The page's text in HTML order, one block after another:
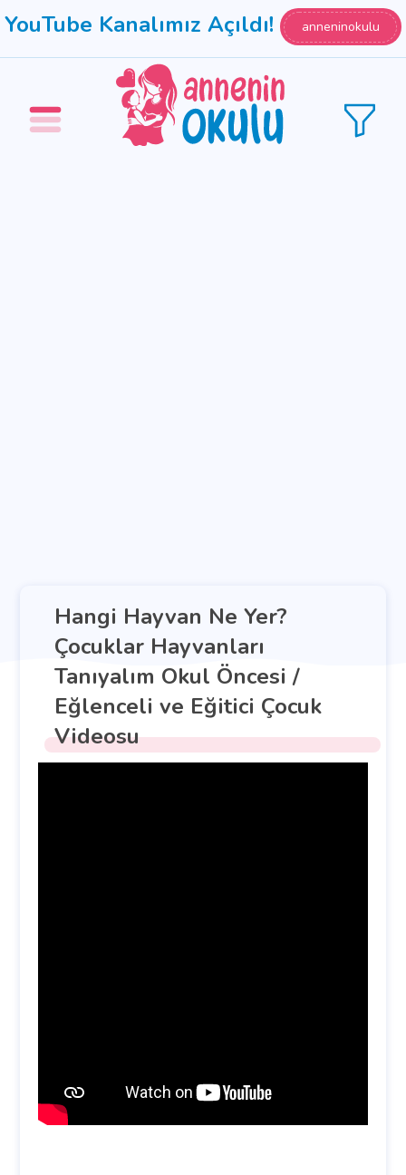
YouTube Kanalımız Açıldı! anneninokulu
Hangi Hayvan Ne Yer?
Çocuklar Hayvanları
Tanıyalım Okul Öncesi /
Eğlenceli ve Eğitici Çocuk
Videosu